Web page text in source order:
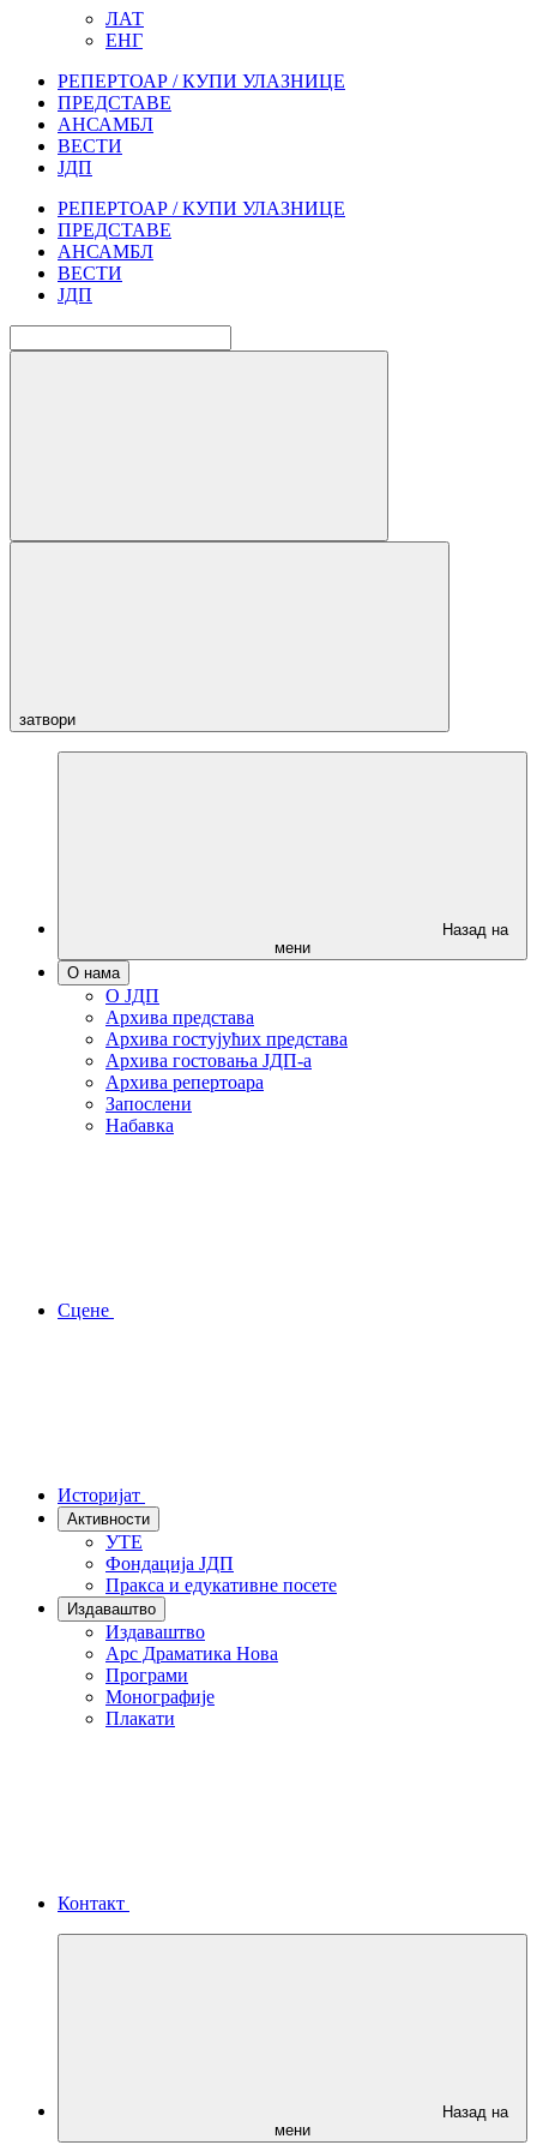
ЛАТ
ЕНГ
РЕПЕРТОАР / КУПИ УЛАЗНИЦЕ
ПРЕДСТАВЕ
АНСАМБЛ
ВЕСТИ
ЈДП
РЕПЕРТОАР / КУПИ УЛАЗНИЦЕ
ПРЕДСТАВЕ
АНСАМБЛ
ВЕСТИ
ЈДП
затвори
Назад на
мени
О нама
О ЈДП
Архива представа
Архива гостујућих представа
Архива гостовања ЈДП-а
Архива репертоара
Запослени
Набавка
Сцене
Историјат
Активности
УТЕ
Фондација ЈДП
Пракса и едукативне посете
Издаваштво
Издаваштво
Арс Драматика Нова
Програми
Монографије
Плакати
Контакт
Назад на
мени